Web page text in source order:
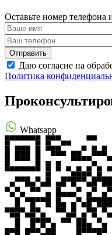
Оставьте номер
Даю согласие на
Политика
Whatsapp